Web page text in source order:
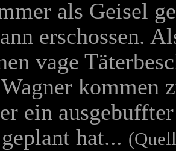
als Geisel
erschossen.
vage
kommen
ein
hat...